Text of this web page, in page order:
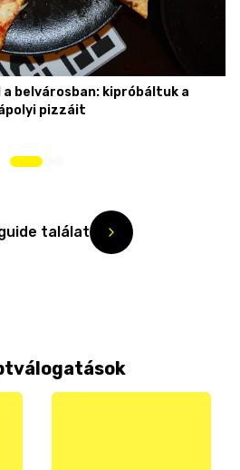
belvárosban: kipróbáltuk a
pizzáit
találat